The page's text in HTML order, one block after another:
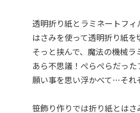
透明折り紙とラミネートフ
はさみを使って透明折り紙を
そっと挟んで、魔法の機械
あら不思議！ぺらぺらだっ
願い事を思い浮かべて…それ
笹飾り作りでは折り紙とは